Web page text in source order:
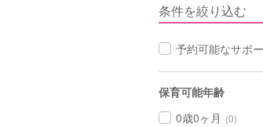
条件を絞り込む
予約可能なサポ
保育可能年齢
0歳0ヶ月 (0)